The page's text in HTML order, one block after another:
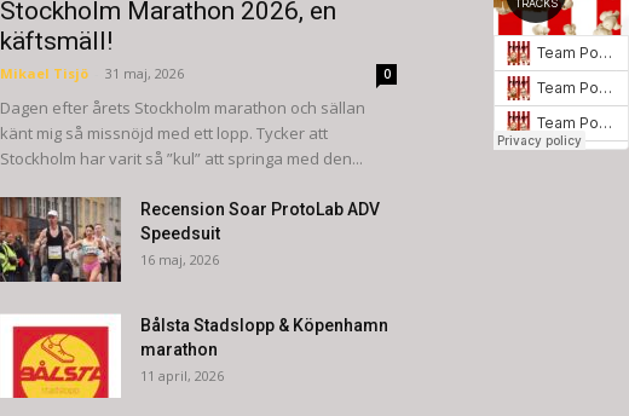
Stockholm Marathon 2026, en
käftsmäll!
Mikael Tisjö 31 maj, 2026 0
Dagen efter årets Stockholm marathon och sällan
känt mig så missnöjd med ett lopp. Tycker att
Stockholm har varit så ”kul” att springa med den...
Recension Soar ProtoLab ADV
Speedsuit
16 maj, 2026
Bålsta Stadslopp & Köpenhamn
marathon
11 april, 2026